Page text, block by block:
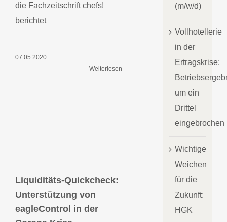
die Fachzeitschrift chefs!
berichtet
07.05.2020
Weiterlesen
Liquiditäts-
Quickcheck:
Unterstützung von
eagleControl in der
Liquiditäts-Quickcheck:
Unterstützung von
eagleControl in der
(m/w/d)
Vollhotellerie
in der
Ertragskrise:
um ein
Drittel
eingebrochen
Wichtige
Weichen
für die
Zukunft:
HGK